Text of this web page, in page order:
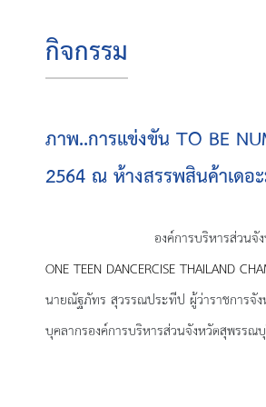
กิจกรรม
ภาพ..การแข่งขัน TO BE
2564 ณ ห้างสรรพสินค้าเด
องค์การบริหารส่วนจังหวัดสุพร
ONE TEEN DANCERCISE THAILAND
นายณัฐภัทร สุวรรณประทีป ผู้ว่าราชการจั
บุคลากรองค์การบริหารส่วนจังหวัดสุพรรณ